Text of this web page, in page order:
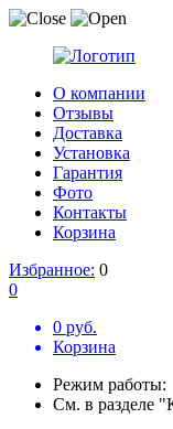
О компании
Отзывы
Доставка
Установка
Гарантия
Фото
Контакты
Корзина
Избранное: 0
0
0 руб.
Корзина
Режим работы:
См. в разделе